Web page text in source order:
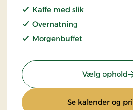
Kaffe med slik
Overnatning
Morgenbuffet
Vælg ophold:
Se kalender og